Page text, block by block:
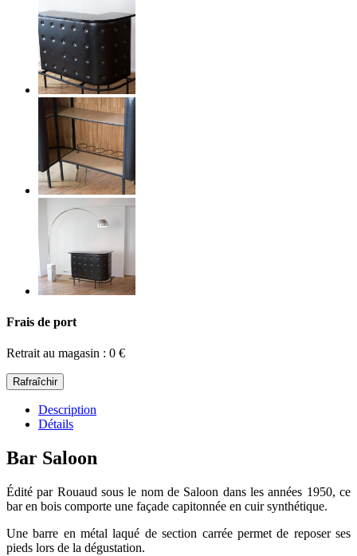
Frais de port
Retrait au magasin : 0 €
Description
Détails
Bar Saloon
Édité par Rouaud sous le nom de Saloon dans les années 1950, ce
bar en bois comporte une façade capitonnée en cuir synthétique.
Une barre en métal laqué de section carrée permet de reposer ses
pieds lors de la dégustation.